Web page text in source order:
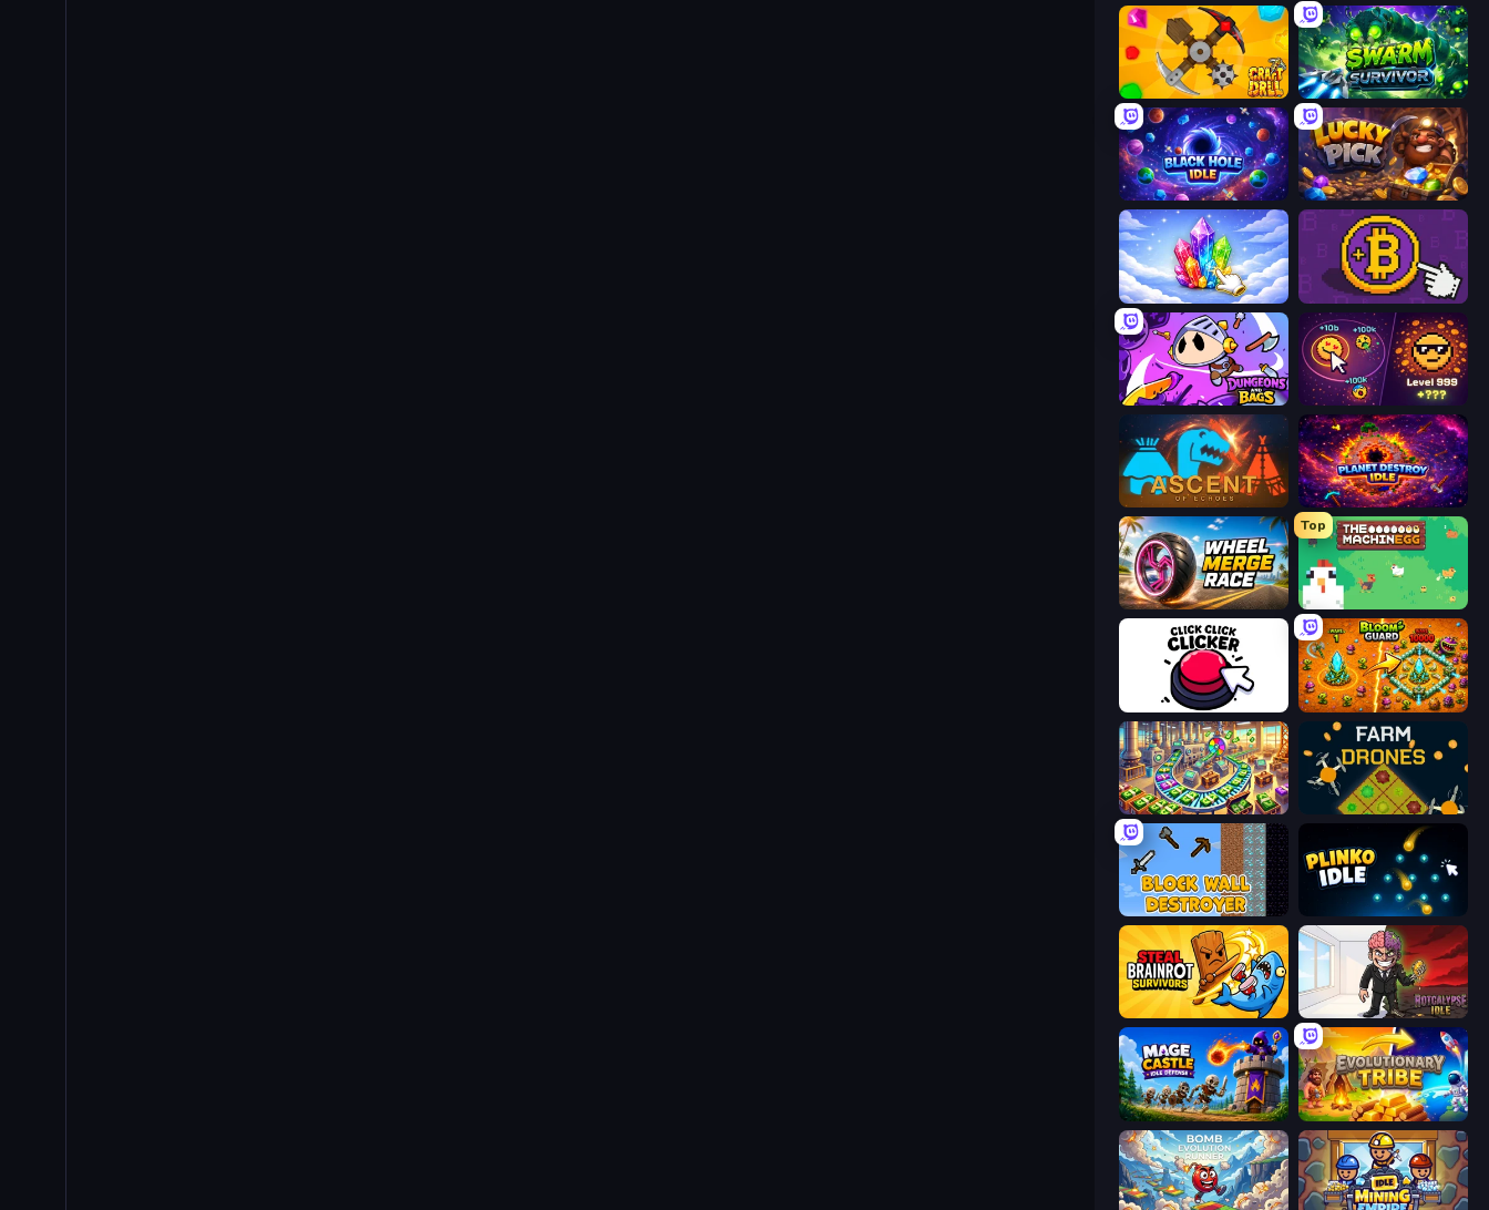
Craft Drill Swarm Survivor
Black Hole Idle Lucky Pick
Crystalia Idle Clicker Money Maker
Dungeons and Bags Dominate All Shapes
Ascent of Echoes Planet Destroy Idle
Wheel Merge Race
Top
The MachinEGG
Click Click Clicker BloomGuard
Money Factory: Tycoon Idle Game Farm Drones
Block Wall Destroyer Plinko Idle
Steal Brainrot Survivors Rotcalypse: Idle Incremental
Mage Castle Idle Defense Evolutionary Tribe